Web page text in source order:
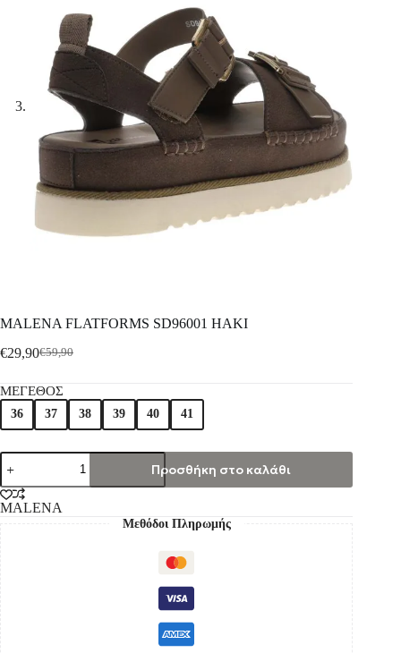
MALENA FLATFORMS SD96001 HAKI
€59,90
€29,90
ΜΕΓΕΘΟΣ
36 37 38 39 40 41
Προσθήκη στο καλάθι
MALENA
Μεθόδοι Πληρωμής